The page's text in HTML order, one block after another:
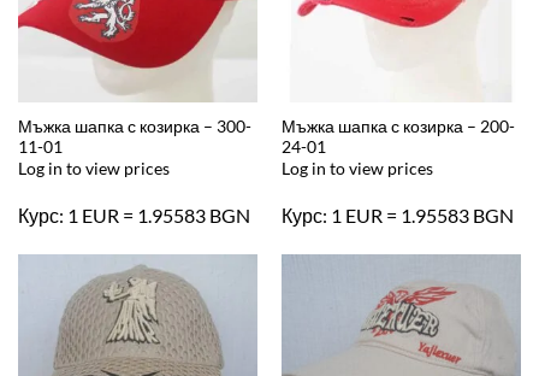
Мъжка шапка с козирка – 300-
11-01
Log in to view prices
Курс: 1 EUR = 1.95583 BGN
Мъжка шапка с козирка – 200-
24-01
Log in to view prices
Курс: 1 EUR = 1.95583 BGN